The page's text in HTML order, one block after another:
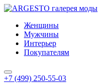
Женщины
Мужчины
Интерьер
Покупателям
+7 (499) 250-55-03